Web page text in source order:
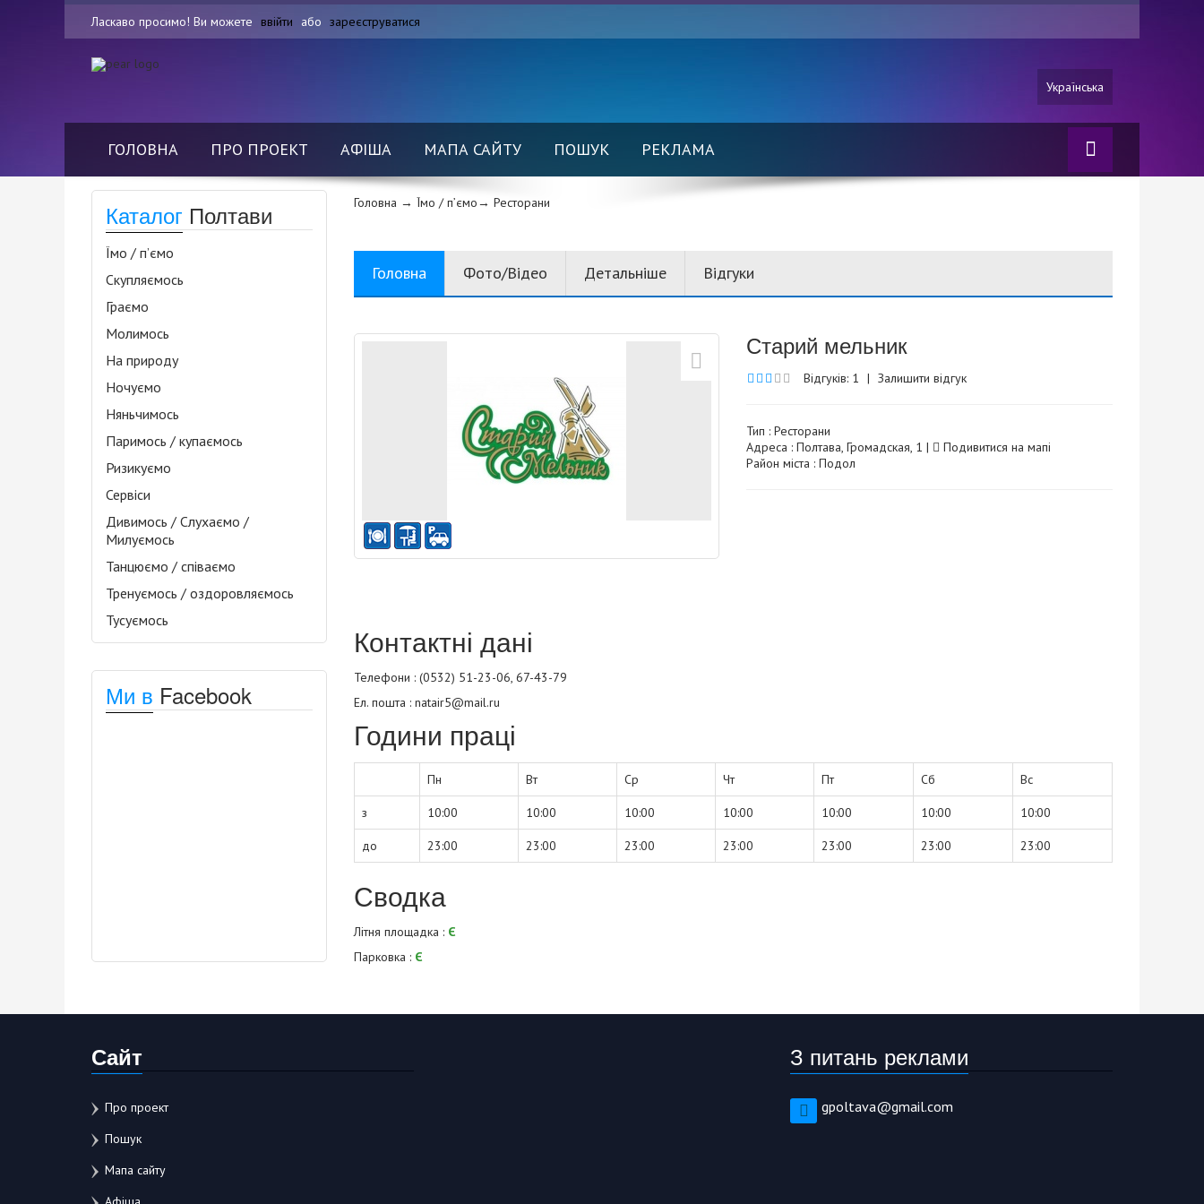
Ласкаво просимо! Ви можете ввійти або зареєструватися
Українська
ГОЛОВНА ПРО ПРОЕКТ АФІША МАПА САЙТУ ПОШУК РЕКЛАМА
Каталог Полтави
Їмо / п’ємо
Скупляємось
Граємо
Молимось
На природу
Ночуємо
Няньчимось
Паримось / купаємось
Ризикуємо
Сервіси
Дивимось / Слухаємо /
Милуємось
Танцюємо / співаємо
Тренуємось / оздоровляємось
Тусуємось
Ми в Facebook
Головна → Їмо / п’ємо→ Ресторани
Головна Фото/Відео Детальніше Відгуки
Старий мельник
Відгуків: 1 | Залишити відгук
Тип :Ресторани
Адреса : Полтава, Громадская, 1 |
Подивитися на мапі
Район міста : Подол
Контактні дані
Телефони : (0532) 51-23-06, 67-43-79
Ел. пошта : natair5@mail.ru
Години праці
Пн Вт Ср Чт Пт Сб Вс
з 10:00 10:00 10:00 10:00 10:00 10:00 10:00
до 23:00 23:00 23:00 23:00 23:00 23:00 23:00
Сводка
Літня площадка : Є
Парковка : Є
Сайт
Про проект
Пошук
Мапа сайту
З питань реклами
gpoltava@gmail.com